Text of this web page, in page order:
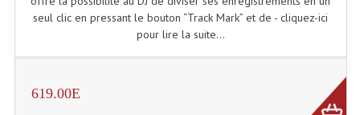
Effets LASERS
seul clic en pressant le bouton “Track Mark” et de - cliquez-ici
pour lire la suite...
619.00E